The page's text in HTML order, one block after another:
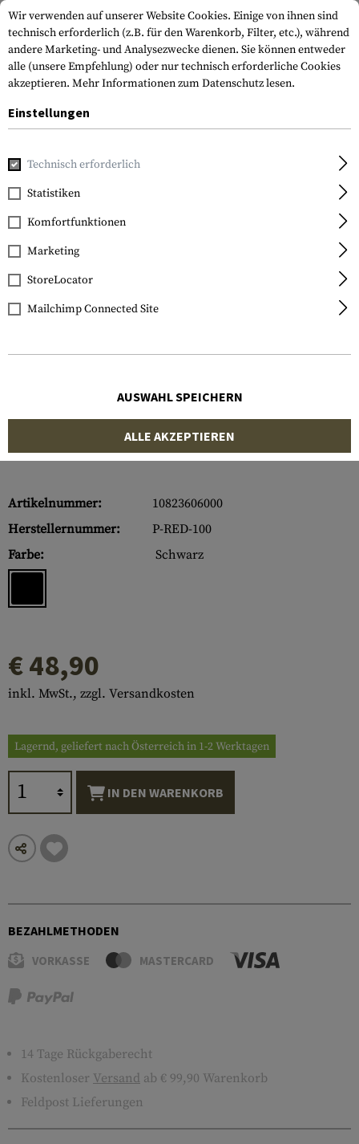
Home Tactical Gear RED
Blue Force Gear
RED Rapid Emergency
Detachment Swivel 1
Inch
Artikelnummer:
10823606000
Herstellernummer:
P-RED-100
Farbe:
Schwarz
€ 48,90
inkl. MwSt., zzgl. Versandkosten
Lagernd, geliefert nach Österreich in 1-2 Werktagen
IN DEN WARENKORB
BEZAHLMETHODEN
VORKASSE MASTERCARD
14 Tage Rückgaberecht
Kostenloser Versand ab € 99,90 Warenkorb
Feldpost Lieferungen
Wir verwenden auf unserer Website Cookies. Einige von ihnen sind
technisch erforderlich (z.B. für den Warenkorb, Filter, etc.), während
andere Marketing- und Analysezwecke dienen. Sie können entweder
alle (unsere Empfehlung) oder nur technisch erforderliche Cookies
akzeptieren. Mehr Informationen zum Datenschutz lesen.
Einstellungen
Technisch erforderlich
Statistiken
Komfortfunktionen
Marketing
StoreLocator
Mailchimp Connected Site
AUSWAHL SPEICHERN
ALLE AKZEPTIEREN